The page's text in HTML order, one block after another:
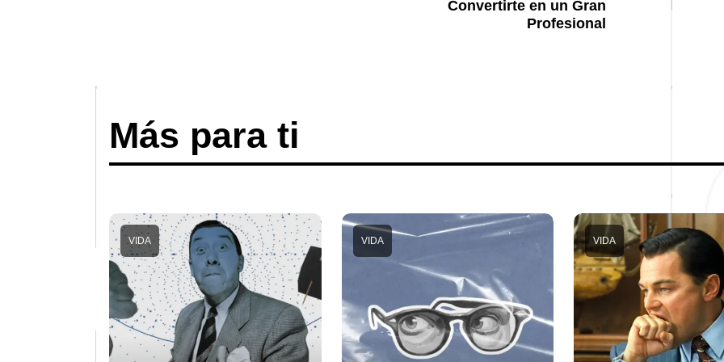
Convertirte en un Gran
Profesional
Más para ti
VIDA VIDA VIDA